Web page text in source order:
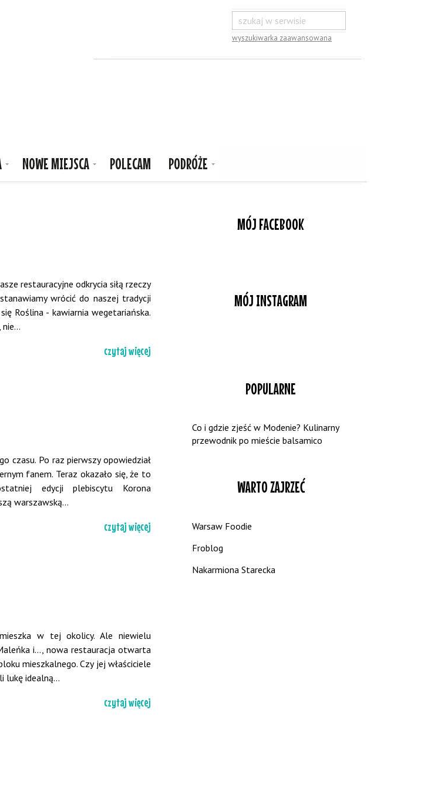
wyszukiwarka zaawansowana
NOWE MIEJSCA POLECAM PODRÓŻE
restauracyjne odkrycia siłą rzeczy
wrócić do naszej tradycji
Roślina - kawiarnia wegetariańska.
czytaj więcej
czasu. Po raz pierwszy opowiedział
fanem. Teraz okazało się, że to
edycji plebiscytu Korona
warszawską...
czytaj więcej
w tej okolicy. Ale niewielu
i..., nowa restauracja otwarta
mieszkalnego. Czy jej właściciele
lukę idealną...
czytaj więcej
MÓJ FACEBOOK
MÓJ INSTAGRAM
POPULARNE
Co i gdzie zjeść w Modenie? Kulinarny
przewodnik po mieście balsamico
WARTO ZAJRZEĆ
Warsaw Foodie
Froblog
Nakarmiona Starecka